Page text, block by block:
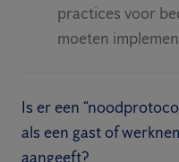
practices voor
moeten
Is er een
als een gast of
aangeeft?